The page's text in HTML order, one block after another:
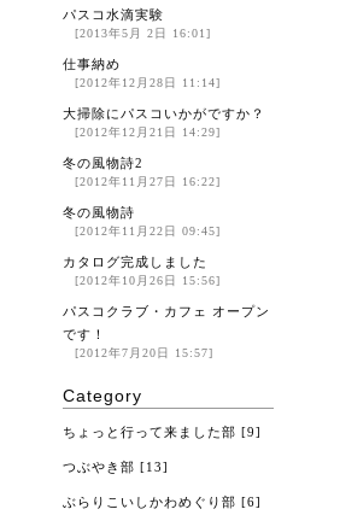
パスコ水滴実験
[2013年5月 2日 16:01]
仕事納め
[2012年12月28日 11:14]
大掃除にパスコいかがですか？
[2012年12月21日 14:29]
冬の風物詩2
[2012年11月27日 16:22]
冬の風物詩
[2012年11月22日 09:45]
カタログ完成しました
[2012年10月26日 15:56]
パスコクラブ・カフェ オープン
です！
[2012年7月20日 15:57]
Category
ちょっと行って来ました部 [9]
つぶやき部 [13]
ぶらりこいしかわめぐり部 [6]